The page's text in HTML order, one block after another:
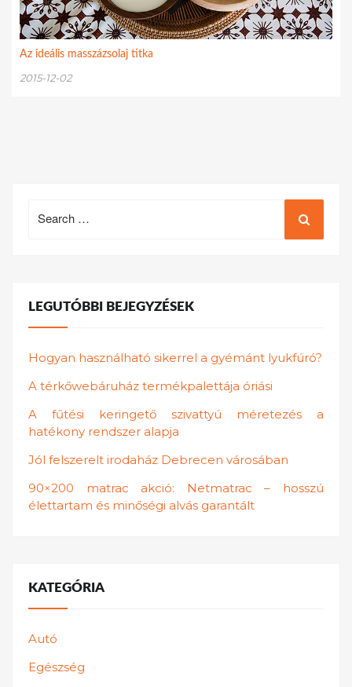
Az ideális masszázsolaj titka
2015-12-02
for:
LEGUTÓBBI BEJEGYZÉSEK
Hogyan használható sikerrel a gyémánt lyukfúró?
A térkőwebáruház termékpalettája óriási
A fűtési keringető szivattyú méretezés a
hatékony rendszer alapja
Jól felszerelt irodaház Debrecen városában
90×200 matrac akció: Netmatrac – hosszú
élettartam és minőségi alvás garantált
KATEGÓRIA
Autó
Egészség